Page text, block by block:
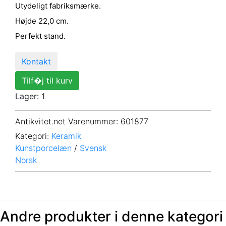
Utydeligt fabriksmærke.
Højde 22,0 cm.
Perfekt stand.
Kontakt
Tilf�j til kurv
Lager: 1
Antikvitet.net Varenummer: 601877
Kategori: Keramik
Kunstporcelæn / Svensk
Norsk
Andre produkter i denne kategori